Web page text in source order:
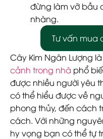
đừng làm vỡ bầu
nhàng.
Tư vấn mua
Cây Kim Ngân Lượng
cảnh trong nhà phổ
được nhiều người yêu
có thể hiểu được về
phong thủy, đến cách
cách. Với những
hy vọng bạn có thể tự